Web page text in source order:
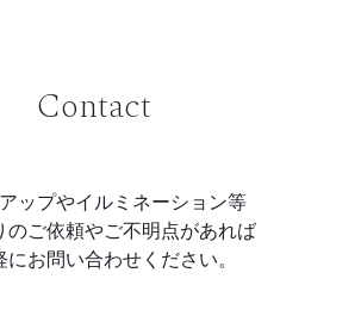
Contact
ップやイルミネーション等
のご依頼やご不明点があれば
にお問い合わせください。